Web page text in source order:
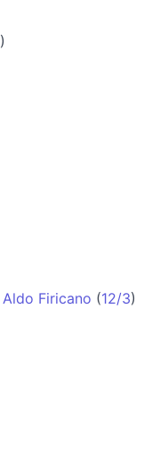
)
Aldo Firicano (12/3)